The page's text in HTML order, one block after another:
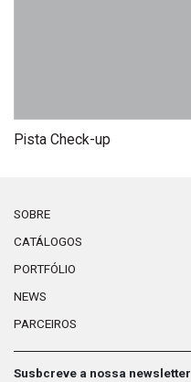
Pista Check-up
SOBRE
CATÁLOGOS
PORTFÓLIO
NEWS
PARCEIROS
Susbcreve a nossa newsletter